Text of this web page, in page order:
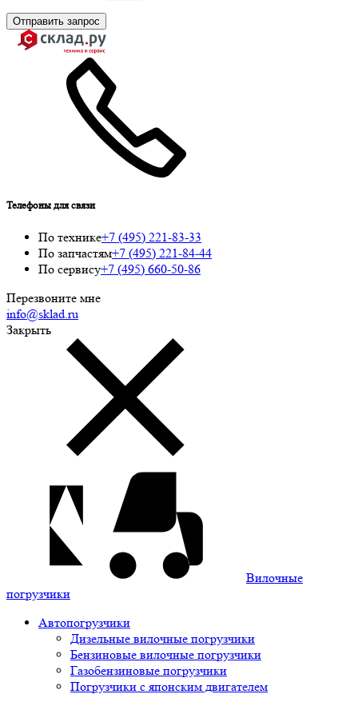
Отправить запрос
Телефоны для связи
По технике+7 (495) 221-83-33
По запчастям+7 (495) 221-84-44
По сервису+7 (495) 660-50-86
Перезвоните мне
info@sklad.ru
Закрыть
Вилочные
погрузчики
Автопогрузчики
Дизельные вилочные погрузчики
Бензиновые вилочные погрузчики
Газобензиновые погрузчики
Погрузчики с японским двигателем